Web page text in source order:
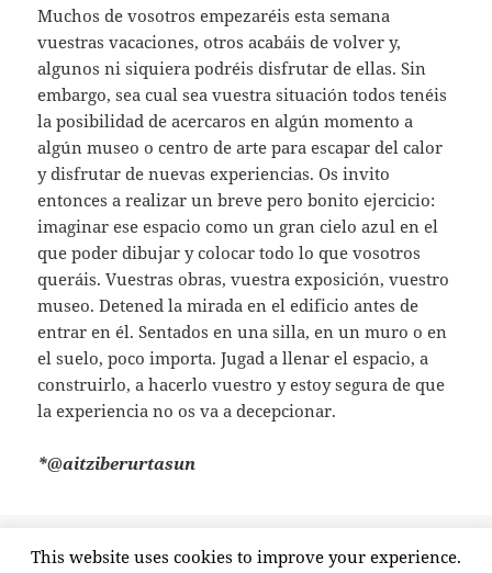
Muchos de vosotros empezaréis esta semana
vuestras vacaciones, otros acabáis de volver y,
algunos ni siquiera podréis disfrutar de ellas. Sin
embargo, sea cual sea vuestra situación todos tenéis
la posibilidad de acercaros en algún momento a
algún museo o centro de arte para escapar del calor
y disfrutar de nuevas experiencias. Os invito
entonces a realizar un breve pero bonito ejercicio:
imaginar ese espacio como un gran cielo azul en el
que poder dibujar y colocar todo lo que vosotros
queráis. Vuestras obras, vuestra exposición, vuestro
museo. Detened la mirada en el edificio antes de
entrar en él. Sentados en una silla, en un muro o en
el suelo, poco importa. Jugad a llenar el espacio, a
construirlo, a hacerlo vuestro y estoy segura de que
la experiencia no os va a decepcionar.
*@aitziberurtasun
el
museos
Deja un comentarioen EL ESPACIO DEL ARTE
This website uses cookies to improve your experience.